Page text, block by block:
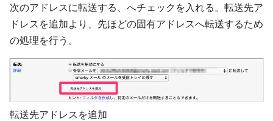
次のアドレスに転送する、へチェックを入れる。転送先ア
ドレスを追加より、先ほどの固有アドレスへ転送するため
の処理を行う。
転送先アドレスを追加